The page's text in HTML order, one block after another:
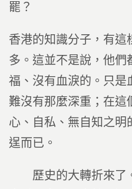
罷？
香港的知識分子，有這
多。這並不是說，他們
福、沒有血淚的。只是
難沒有那麼深重；在這
心、自私、無自知之明
逞而已。
歷史的大轉折來了